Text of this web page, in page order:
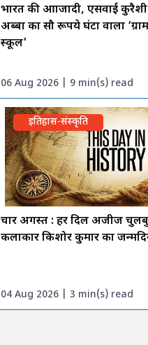
भारत की आाजादी, एसवाई
अब्बा का सौ रूपये घंटा वाला
स्कूल'
06 Aug 2026 | 9 min(s) read
इतिहास-संस्कृति
चार अगस्त : हर दिल अजीज
कलाकार किशोर कुमार का
04 Aug 2026 | 3 min(s) read